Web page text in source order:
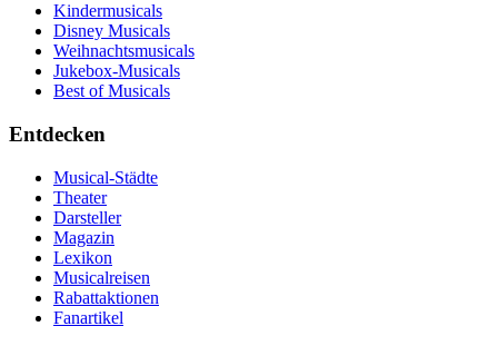
Kindermusicals
Disney Musicals
Weihnachtsmusicals
Jukebox-Musicals
Best of Musicals
Entdecken
Musical-Städte
Theater
Darsteller
Magazin
Lexikon
Musicalreisen
Rabattaktionen
Fanartikel